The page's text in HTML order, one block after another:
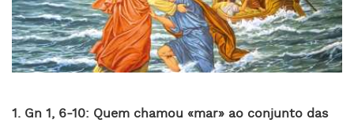
1. Gn 1, 6-10: Quem chamou «mar» ao conjunto das